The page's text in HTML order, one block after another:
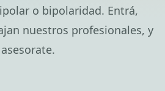
o bipolaridad. Entrá,
nuestros profesionales, y
asesorate.